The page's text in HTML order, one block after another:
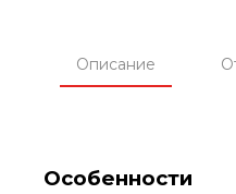
Описание
Особенности